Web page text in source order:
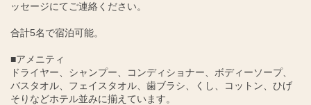
ッセージにてご連絡ください。
合計5名で宿泊可能。
■アメニティ
ドライヤー、シャンプー、コンディショナー、ボディーソープ、
バスタオル、フェイスタオル、歯ブラシ、くし、コットン、ひげ
そりなどホテル並みに揃えています。